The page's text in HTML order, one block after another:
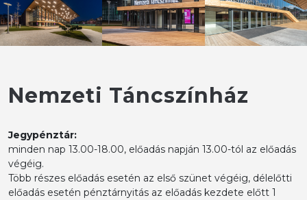
Nemzeti Táncszínház
Jegypénztár:
minden nap 13.00-18.00, előadás napján 13.00-tól az előadás
végéig.
Több részes előadás esetén az első szünet végéig, délelőtti
előadás esetén pénztárnyitás az előadás kezdete előtt 1